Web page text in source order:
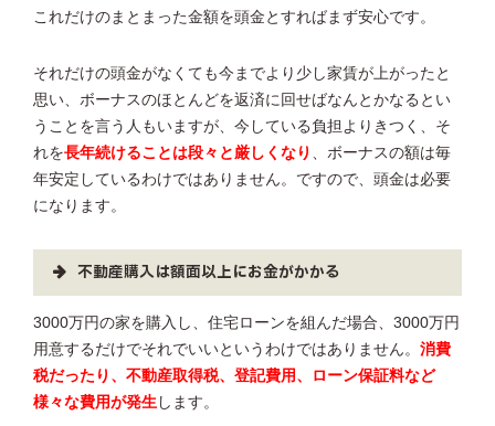
これだけのまとまった金額を頭金とすればまず安心です。
それだけの頭金がなくても今までより少し家賃が上がったと
思い、ボーナスのほとんどを返済に回せばなんとかなるとい
うことを言う人もいますが、今している負担よりきつく、そ
れを長年続けることは段々と厳しくなり
、ボーナスの額は毎
年安定しているわけではありません。ですので、頭金は必要
になります。
不動産購入は額面以上にお金がかかる
3000万円の家を購入し、住宅ローンを組んだ場合、3000万円
用意するだけでそれでいいというわけではありません。 消費
税だったり、不動産取得税、登記費用、ローン保証料など
様々な費用が発生 します。